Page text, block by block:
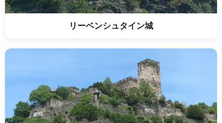
リーベンシュタイン城